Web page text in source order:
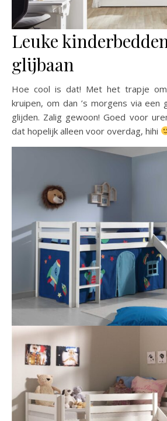
Leuke
glijbaan
Hoe cool is dat! Met het trapje
kruipen, om dan ’s morgens via
glijden. Zalig gewoon! Goed voor
dat hopelijk alleen voor overdag, hihi